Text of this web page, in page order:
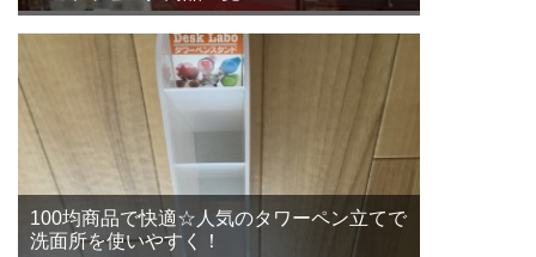
100均商品で快適☆人気のタワーペン立てで
洗面所を使いやすく！